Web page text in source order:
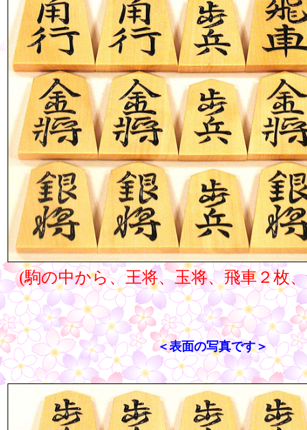
(駒の中から、王将、玉将、飛車２枚
＜表面の写真です＞
○